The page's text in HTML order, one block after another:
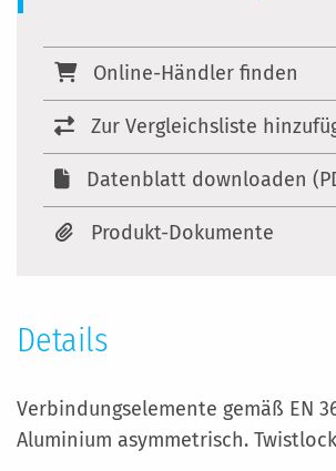
Online-Händler finden
Zur Vergleichsliste
Datenblatt downloaden
Produkt-Dokumente
Details
Verbindungselemente gemäß EN
Aluminium asymmetrisch.